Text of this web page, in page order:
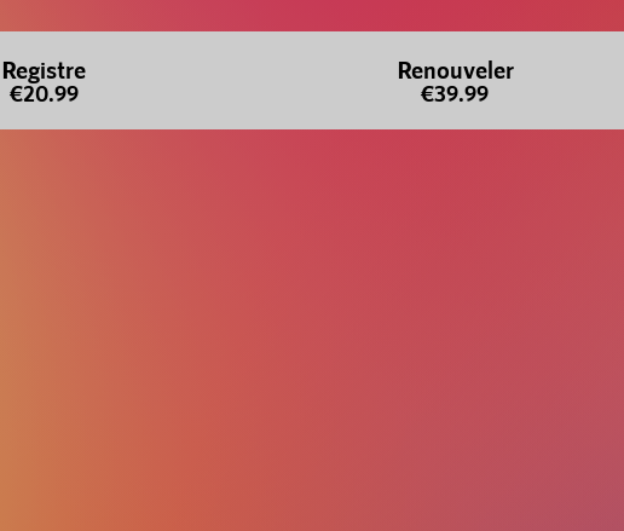
Registre
€20.99
Renouveler
€39.99